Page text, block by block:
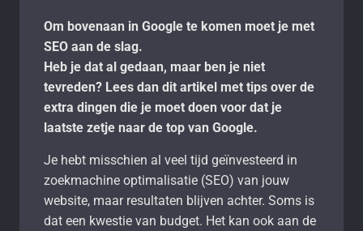
Om bovenaan in Google te komen moet je met
SEO aan de slag.
Heb je dat al gedaan, maar ben je niet
tevreden? Lees dan dit artikel met tips over de
extra dingen die je moet doen voor dat je
laatste zetje naar de top van Google.
Je hebt misschien al veel tijd geïnvesteerd in
zoekmachine optimalisatie (SEO) van jouw
website, maar resultaten blijven achter. Soms is
dat een kwestie van budget. Het kan ook aan de